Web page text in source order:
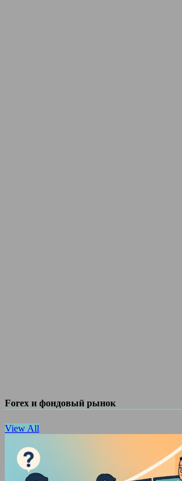
Forex и фондовый рынок
View All